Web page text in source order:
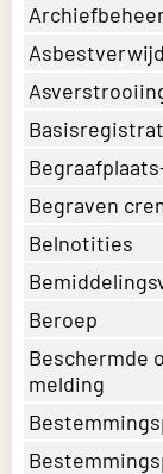
Begraven
Belnotities
Beroep
Beschermde
melding